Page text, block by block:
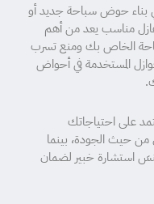
بناء حوض سباحة جديد أو
مناسب يعد من أهم
الخاص بك ومنع تسرب
المستخدمة في أحواض
على احتياجاتك
من حيث الجودة، بينما
تنسَ استشارة خبير لضمان